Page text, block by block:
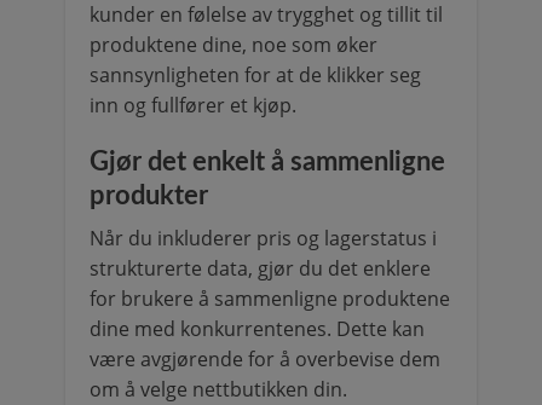
kunder en følelse av trygghet og tillit til
produktene dine, noe som øker
sannsynligheten for at de klikker seg
inn og fullfører et kjøp.
Gjør det enkelt å sammenligne
produkter
Når du inkluderer pris og lagerstatus i
strukturerte data, gjør du det enklere
for brukere å sammenligne produktene
dine med konkurrentenes. Dette kan
være avgjørende for å overbevise dem
om å velge nettbutikken din.